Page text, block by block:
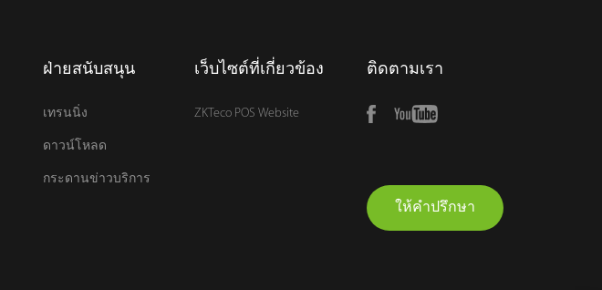
ฝ่ายสนับสนุน
เทรนนิ่ง
ดาวน์โหลด
กระดานข่าวบริการ
เว็บไซต์ที่เกี่ยวข้อง
ZKTeco POS Website
ติดตามเรา
ให้คำปรึกษา